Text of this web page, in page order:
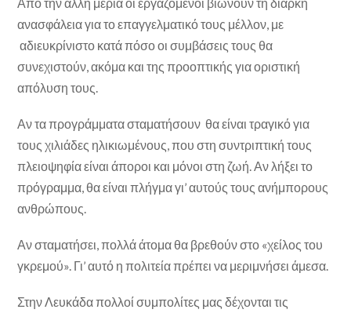
ανασφάλεια για το επαγγελματικό τους μέλλον, με
αδιευκρίνιστο κατά πόσο οι συμβάσεις τους θα
συνεχιστούν, ακόμα και της προοπτικής για οριστική
απόλυση τους.
Αν τα προγράμματα σταματήσουν θα είναι τραγικό για
τους χιλιάδες ηλικιωμένους, που στη συντριπτική τους
πλειοψηφία είναι άποροι και μόνοι στη ζωή. Αν λήξει το
πρόγραμμα, θα είναι πλήγμα γι’ αυτούς τους ανήμπορους
ανθρώπους.
Αν σταματήσει, πολλά άτομα θα βρεθούν στο «χείλος του
γκρεμού». Γι’ αυτό η πολιτεία πρέπει να μεριμνήσει άμεσα.
Στην Λευκάδα πολλοί συμπολίτες μας δέχονται τις